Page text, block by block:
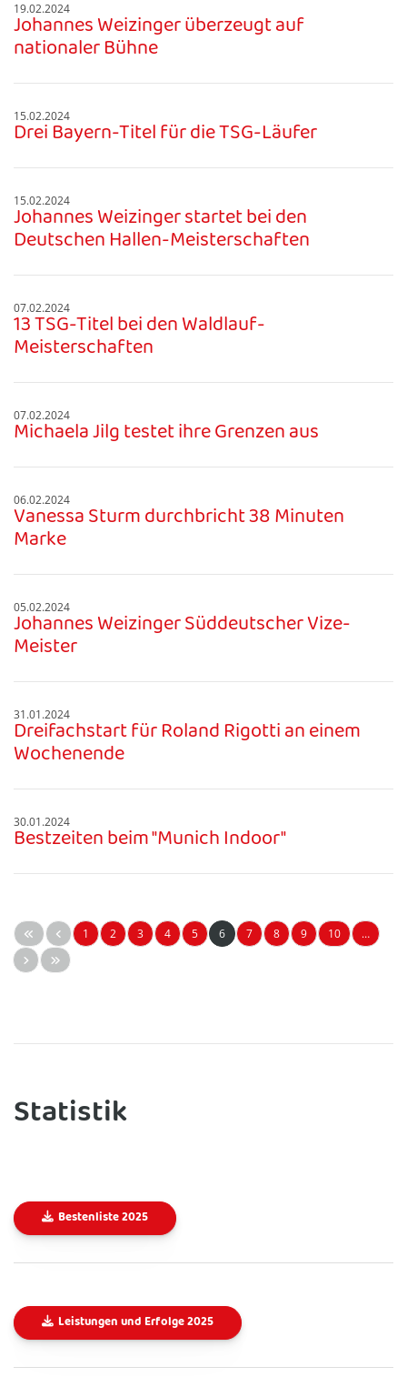
19.02.2024
Johannes Weizinger überzeugt auf
nationaler Bühne
15.02.2024
Drei Bayern-Titel für die TSG-Läufer
15.02.2024
Johannes Weizinger startet bei den
Deutschen Hallen-Meisterschaften
07.02.2024
13 TSG-Titel bei den Waldlauf-
Meisterschaften
07.02.2024
Michaela Jilg testet ihre Grenzen aus
06.02.2024
Vanessa Sturm durchbricht 38 Minuten
Marke
05.02.2024
Johannes Weizinger Süddeutscher Vize-
Meister
31.01.2024
Dreifachstart für Roland Rigotti an einem
Wochenende
30.01.2024
Bestzeiten beim "Munich Indoor"
1 2 3 4 5 6 7 8 9 10 …
Statistik
Bestenliste 2025
Leistungen und Erfolge 2025